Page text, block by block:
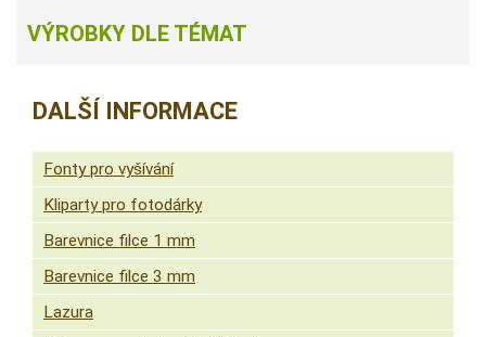
VÝROBKY DLE TÉMAT
DALŠÍ INFORMACE
Fonty pro vyšívání
Kliparty pro fotodárky
Barevnice filce 1 mm
Barevnice filce 3 mm
Lazura